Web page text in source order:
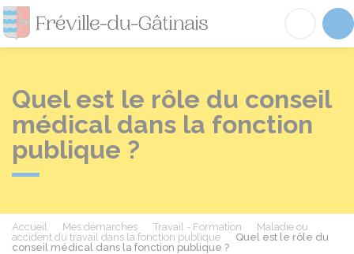
Fréville-du-
Quel est le rôle du conseil
médical dans la fonction
publique ?
Accueil Mes démarches Travail - Formation
Maladie ou
accident du travail dans la fonction publique
Quel est le rôle du
conseil médical dans la fonction publique ?